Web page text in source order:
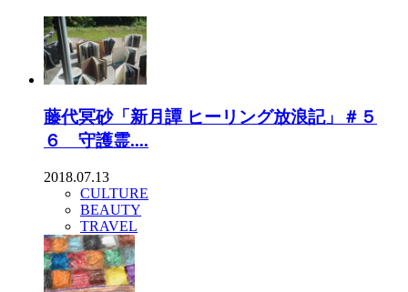
藤代冥砂「新月譚 ヒーリング放浪記」＃５
６ 守護霊....
2018.07.13
CULTURE
BEAUTY
TRAVEL